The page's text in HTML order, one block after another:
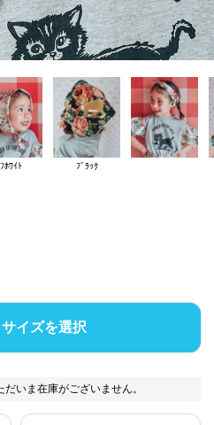
ﾎﾜｲﾄ ﾌﾞﾗｯｸ
イズを選択
いま在庫がございません。